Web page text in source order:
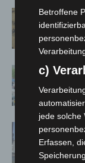
Betroffene
c)
jede solche
Erfassen,